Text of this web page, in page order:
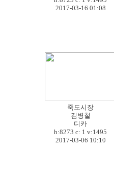
2017-03-16 01:08
죽도시장
김병철
디카
h:8273 c: 1 v:1495
2017-03-06 10:10